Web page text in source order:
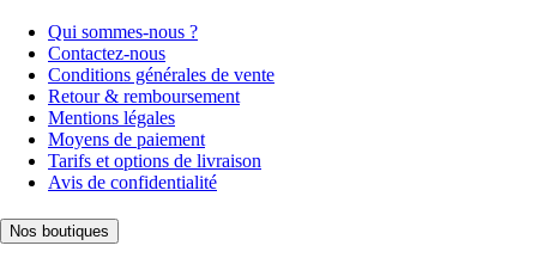
Qui sommes-nous ?
Contactez-nous
Conditions générales de vente
Retour & remboursement
Mentions légales
Moyens de paiement
Tarifs et options de livraison
Avis de confidentialité
Nos boutiques